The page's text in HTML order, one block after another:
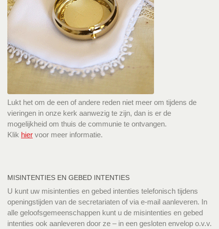
Lukt het om de een of andere reden niet meer om tijdens de
vieringen in onze kerk aanwezig te zijn, dan is er de
mogelijkheid om thuis de communie te ontvangen.
Klik hier voor meer informatie.
MISINTENTIES EN GEBED INTENTIES
U kunt uw misintenties en gebed intenties telefonisch tijdens
openingstijden van de secretariaten of via e-mail aanleveren. In
alle geloofsgemeenschappen kunt u de misintenties en gebed
intenties ook aanleveren door ze – in een gesloten envelop o.v.v.